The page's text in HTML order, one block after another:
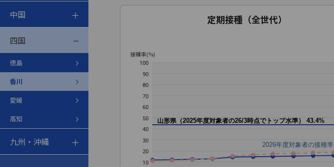
中国
四国
徳島
香川
愛媛
高知
九州・沖縄
定期接種（全世代）
接種率(%)
山形県（2025年度対象者の26/3時点でトップ水準） 43.4%
2026年度対象者の接種率
10
20
30
40
50
60
70
80
90
100